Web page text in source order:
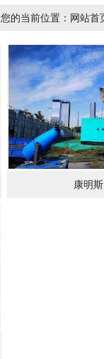
您的当前位置：网站首
康明斯